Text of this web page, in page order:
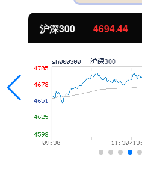
北证50 1134.24